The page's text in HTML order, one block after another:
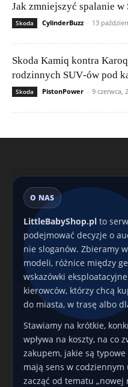
Jak zmniejszyć spalanie w
Skoda CylinderBuzz - 13
Skoda Kamiq kontra
rodzinnych SUV‑ów pod
Skoda PistonPower - 9 czerwca,
O NAS
LittleBabyShop.pl to
podejmować decyzje o
nie sloganów. Zbieramy
modeli, różnice między
wskazówki
kierowców, którzy chcą
do miasta, w trasę albo
Stawiamy na krótkie,
wpływa na koszty, na co
zakupem, jakie są
mają sens w codziennym
zacząć od tematu